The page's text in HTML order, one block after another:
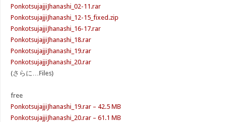
PonkotsujajjiJhanashi_02-11.rar
PonkotsujajjiJhanashi_12-15_fixed.zip
PonkotsujajjiJhanashi_16-17.rar
PonkotsujajjiJhanashi_18.rar
PonkotsujajjiJhanashi_19.rar
PonkotsujajjiJhanashi_20.rar
(さらに…Files)
free
PonkotsujajjiJhanashi_19.rar – 42.5 MB
PonkotsujajjiJhanashi_20.rar – 61.1 MB